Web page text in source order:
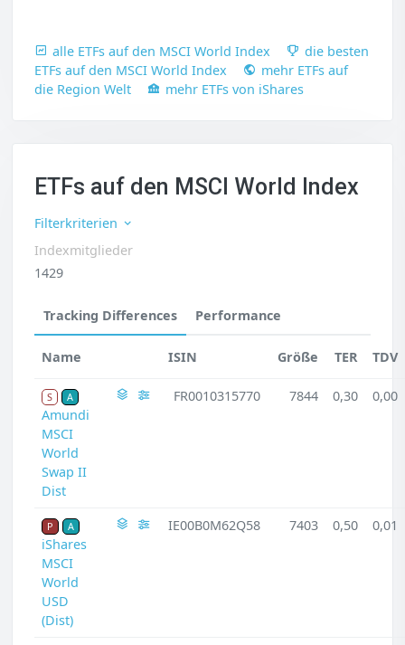
alle ETFs auf den MSCI World Index
die besten
ETFs auf den MSCI World Index
mehr ETFs auf
die Region Welt
mehr ETFs von iShares
ETFs auf den MSCI World Index
Filterkriterien
Indexmitglieder
1429
Tracking Differences Performance
Name ISIN Größe TER TDV
S A
Amundi
MSCI
World
Swap II
Dist
FR0010315770 7844 0,30 0,00
P A
iShares
MSCI
World
USD
(Dist)
IE00B0M62Q58 7403 0,50 0,01